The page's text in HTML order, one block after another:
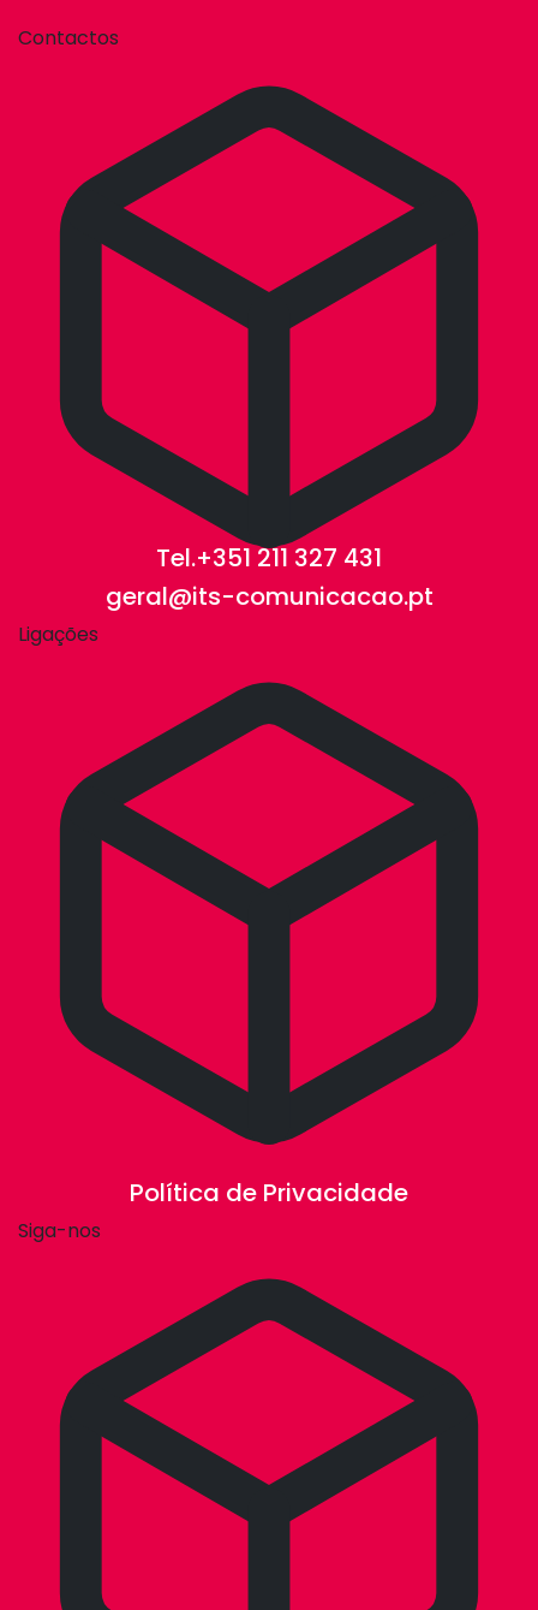
Contactos
Tel.+351 211 327 431
geral@its-comunicacao.pt
Ligações
Política de Privacidade
Siga-nos